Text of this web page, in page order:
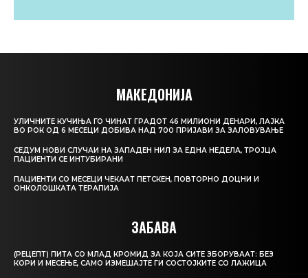
МАКЕДОНИЈА
УЛИЧНИТЕ КУЧИЊА ГО ЧИНАТ ГРАДОТ 46 МИЛИОНИ ДЕНАРИ, ЛАЈКА
ВО РОК ОД 6 МЕСЕЦИ ДОБИВА НАД 700 ПРИЈАВИ ЗА ЗАЛОВУВАЊЕ
СЕДУМ НОВИ СЛУЧАИ НА ЗАПАДЕН НИЛ ЗА ЕДНА НЕДЕЛА, ТРОЈЦА
ПАЦИЕНТИ СЕ ИНТУБИРАНИ
ПАЦИЕНТИ СО МЕСЕЦИ ЧЕКААТ ПЕТСКЕН, ПОВТОРНО ДОЦНИ И
ОНКОЛОШКАТА ТЕРАПИЈА
ЗАБАВА
(РЕЦЕПТ) ПИТА СО МЛАД КРОМИД ЗА КОЈА СИТЕ ЗБОРУВААТ: БЕЗ
КОРИ И МЕСЕЊЕ, САМО ИЗМЕШАЈТЕ ГИ СОСТОЈКИТЕ СО ЛАЖИЦА